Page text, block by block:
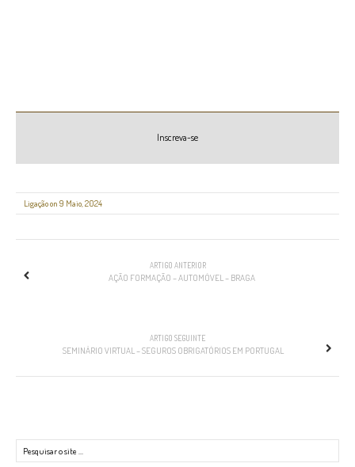
Inscreva-se
Ligação on 9 Maio, 2024
ARTIGO ANTERIOR
AÇÃO FORMAÇÃO – AUTOMÓVEL – BRAGA
ARTIGO SEGUINTE
SEMINÁRIO VIRTUAL – SEGUROS OBRIGATÓRIOS EM PORTUGAL